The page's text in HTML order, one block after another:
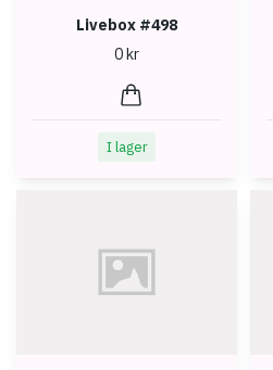
Livebox #498
0 kr
I lager